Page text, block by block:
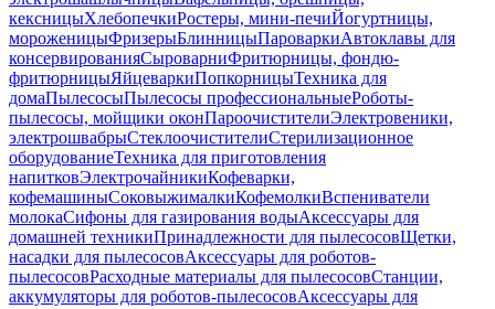
кексницыХлебопечкиРостеры, мини-печиЙогуртницы,
мороженицыФризерыБлинницыПароваркиАвтоклавы для
консервированияСыроварниФритюрницы, фондю-
фритюрницыЯйцеваркиПопкорницыТехника для
домаПылесосыПылесосы профессиональныеРоботы-
пылесосы, мойщики оконПароочистителиЭлектровеники,
электрошвабрыСтеклоочистителиСтерилизационное
оборудованиеТехника для приготовления
напитковЭлектрочайникиКофеварки,
кофемашиныСоковыжималкиКофемолкиВспениватели
молокаСифоны для газирования водыАксессуары для
домашней техникиПринадлежности для пылесосовЩетки,
насадки для пылесосовАксессуары для роботов-
пылесосовРасходные материалы для пылесосовСтанции,
аккумуляторы для роботов-пылесосовАксессуары для